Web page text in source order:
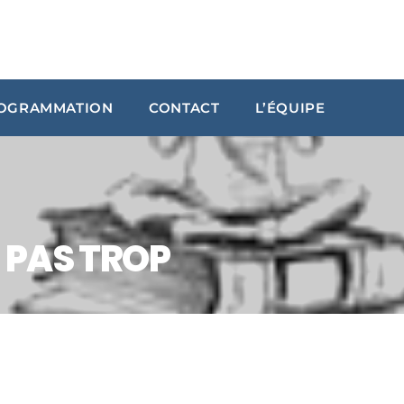
CONTACT L’ÉQUIPE
ARCHIVES
janvier 2024
octobre 2023
septembre 2023
juillet 2023
TROP